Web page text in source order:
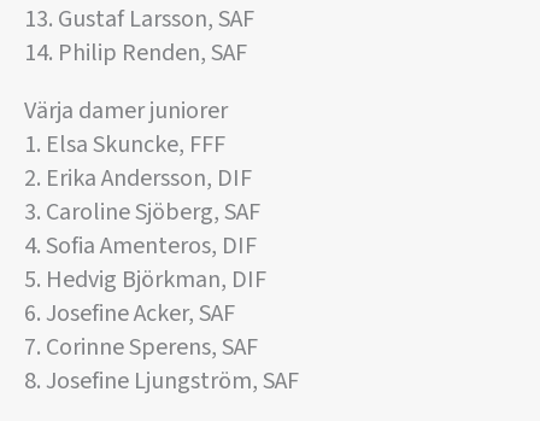
13. Gustaf Larsson, SAF
14. Philip Renden, SAF
Värja damer juniorer
1. Elsa Skuncke, FFF
2. Erika Andersson, DIF
3. Caroline Sjöberg, SAF
4. Sofia Amenteros, DIF
5. Hedvig Björkman, DIF
6. Josefine Acker, SAF
7. Corinne Sperens, SAF
8. Josefine Ljungström, SAF